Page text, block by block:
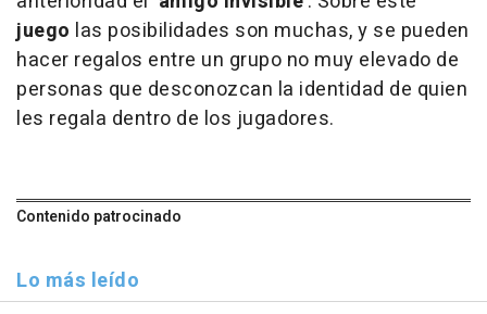
juego las posibilidades son muchas, y se pueden
hacer regalos entre un grupo no muy elevado de
personas que desconozcan la identidad de quien
les regala dentro de los jugadores.
Contenido patrocinado
Lo más leído